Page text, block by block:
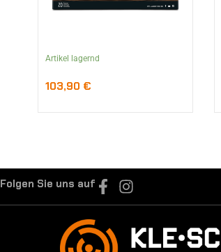
Artikel lagernd
103,90 €
Folgen Sie uns auf